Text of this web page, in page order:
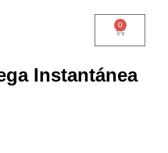
0
Instantánea